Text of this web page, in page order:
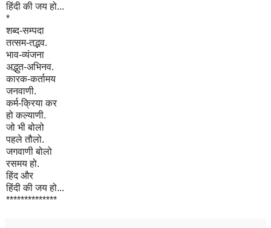
हिंदी की जय हो...
*
शब्द-सम्पदा
तत्सम-तद्भव.
भाव-व्यंजना
अद्भुत-अभिनव.
कारक-कर्तामय
जनवाणी.
कर्म-क्रिया कर
हो कल्याणी.
जो भी बोलो
पहले तौलो.
जगवाणी बोलो
रसमय हो.
हिंद और
हिंदी की जय हो...
**************